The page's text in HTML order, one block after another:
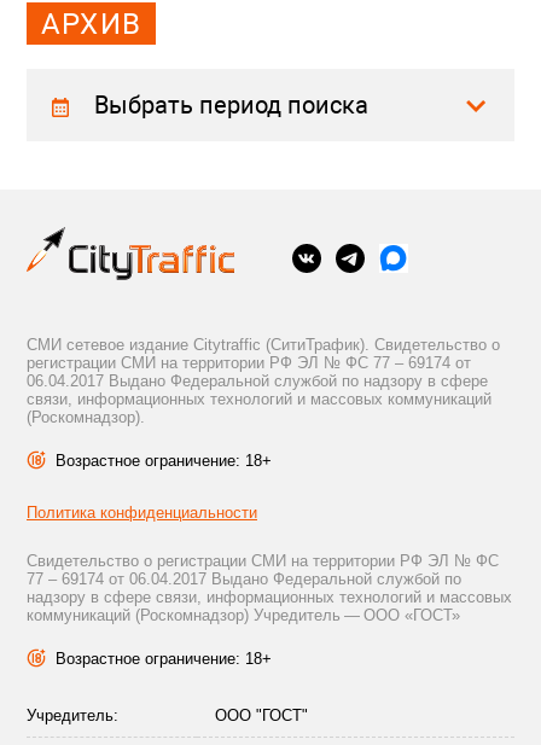
АРХИВ
Выбрать период поиска
СМИ сетевое издание Citytraffic (СитиТрафик). Свидетельство о
регистрации СМИ на территории РФ ЭЛ № ФС 77 – 69174 от
06.04.2017 Выдано Федеральной службой по надзору в сфере
связи, информационных технологий и массовых коммуникаций
(Роскомнадзор).
Возрастное ограничение: 18+
Политика конфиденциальности
Свидетельство о регистрации СМИ на территории РФ ЭЛ № ФС
77 – 69174 от 06.04.2017 Выдано Федеральной службой по
надзору в сфере связи, информационных технологий и массовых
коммуникаций (Роскомнадзор) Учредитель — ООО «ГОСТ»
Возрастное ограничение: 18+
Учредитель: ООО "ГОСТ"